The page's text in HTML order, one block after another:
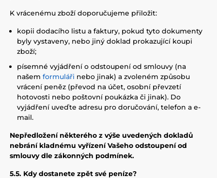
K vrácenému zboží doporučujeme přiložit:
kopii dodacího listu a faktury, pokud tyto dokumenty
byly vystaveny, nebo jiný doklad prokazující koupi
zboží;
písemné vyjádření o odstoupení od smlouvy (na
našem formuláři nebo jinak) a zvoleném způsobu
vrácení peněz (převod na účet, osobní převzetí
hotovosti nebo poštovní poukázka či jinak). Do
vyjádření uveďte adresu pro doručování, telefon a e-
mail.
Nepředložení některého z výše uvedených dokladů
nebrání kladnému vyřízení Vašeho odstoupení od
smlouvy dle zákonných podmínek.
5.5. Kdy dostanete zpět své peníze?